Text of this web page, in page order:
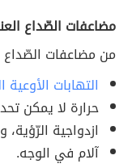
مضاعفات الصّداع
من مضاعفات الصّداع
التهابات الأوعية
حرارة لا يمكن
ازدواجية
آلام في الوجه.